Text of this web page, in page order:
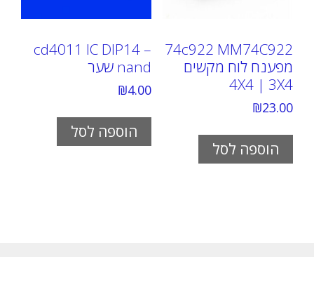
74c922 MM74C922
מפענח לוח מקשים
4X4 | 3X4
₪23.00
הוספה לסל
cd4011 IC DIP14 –
nand שער
₪4.00
הוספה לסל